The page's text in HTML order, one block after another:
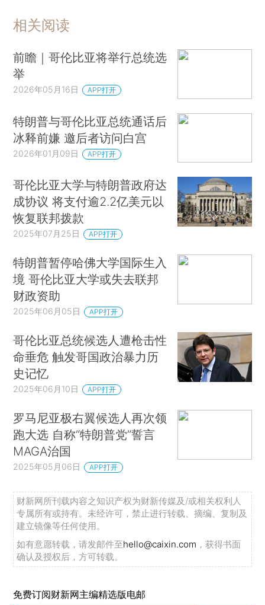
相关阅读
前瞻｜哥伦比亚将举行总统选
举
2026年05月16日 APP打开
特朗普与哥伦比亚总统通话后
冰释前嫌 邀后者访问白宫
2026年01月09日 APP打开
哥伦比亚大学与特朗普政府达
成协议 将支付逾2.2亿美元以
恢复联邦拨款
2025年07月25日 APP打开
特朗普暂停哈佛大学国际生入
境 哥伦比亚大学或失去联邦
财政资助
2025年06月05日 APP打开
哥伦比亚总统候选人遭枪击性
命垂危 触发哥国政治暴力历
史记忆
2025年06月10日 APP打开
罗马尼亚极右翼候选人再次领
跑大选 自称“特朗普党”誓言
MAGA治国
2025年05月06日 APP打开
财新网所刊载内容之知识产权为财新传媒及/或相关权利人
专属所有或持有。未经许可，禁止进行转载、摘编、复制及
建立镜像等任何使用。
如有意愿转载，请发邮件至hello@caixin.com ，获得书面
确认及授权后，方可转载。
免费订阅财新网主编精选版电邮